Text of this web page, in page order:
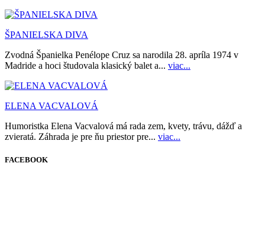
ŠPANIELSKA DIVA
Zvodná Španielka Penélope Cruz sa narodila 28. apríla 1974 v
Madride a hoci študovala klasický balet a... viac...
ELENA VACVALOVÁ
Humoristka Elena Vacvalová má rada zem, kvety, trávu, dážď a
zvieratá. Záhrada je pre ňu priestor pre... viac...
FACEBOOK